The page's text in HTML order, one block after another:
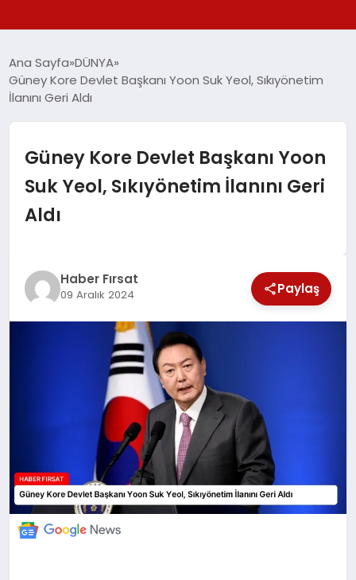
SPOR
TEKNOLOJİ
SAĞLIK
MAGAZİN
Ana Sayfa DÜNYA
Güney Kore Devlet Başkanı Yoon Suk Yeol, Sıkıyönetim
İlanını Geri Aldı
Güney Kore Devlet Başkanı Yoon
Suk Yeol, Sıkıyönetim İlanını Geri
Aldı
Haber Fırsat
09 Aralık 2024 Paylaş